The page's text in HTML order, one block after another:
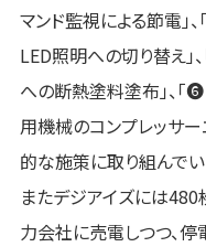
マンド監視による節電」
LED照明への切り替え」
への断熱塗料塗布」、「
用機械のコンプレッサー
的な施策に取り組んでい
またデジアイズには
力会社に売電しつつ、